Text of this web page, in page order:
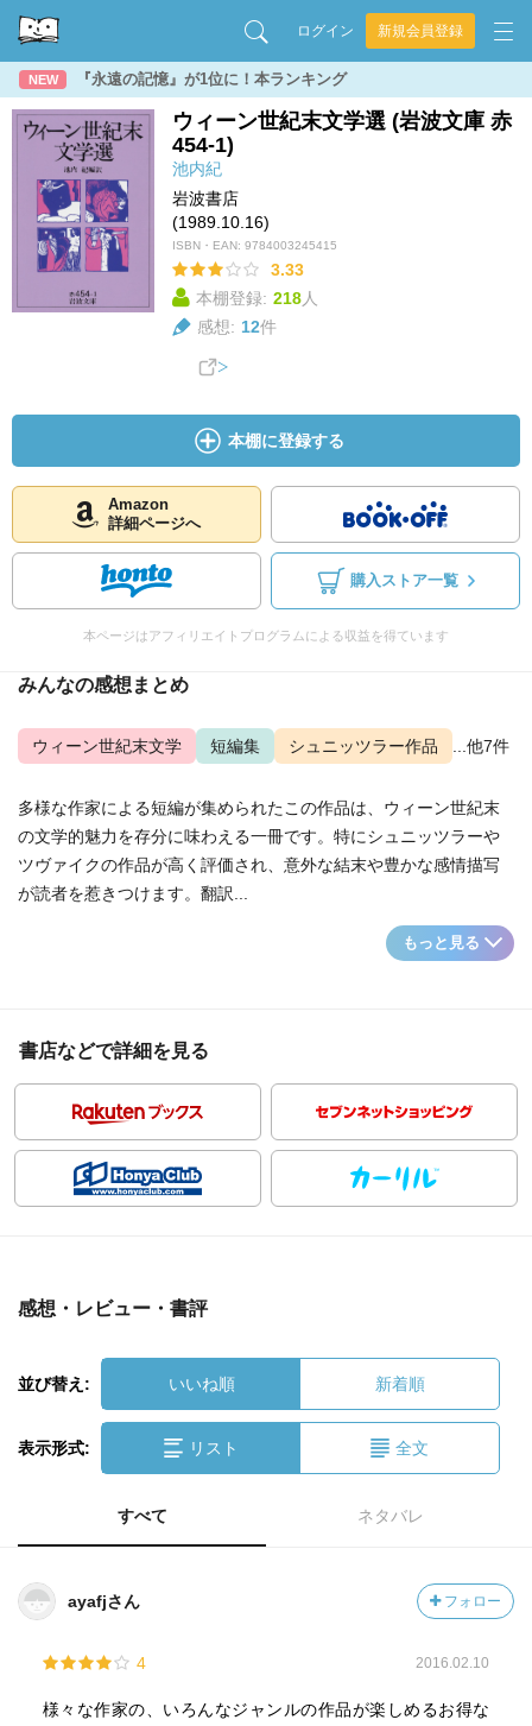
ログイン 新規会員登録
NEW 『永遠の記憶』が1位に！本ランキング
ウィーン世紀末文学選 (岩波文庫 赤
454-1)
池内紀
岩波書店
(1989.10.16)
ISBN・EAN: 9784003245415
3.33
本棚登録: 218人
感想: 12件
本棚に登録する
Amazon
詳細ページへ
購入ストア一覧
本ページはアフィリエイトプログラムによる収益を得ています
みんなの感想まとめ
ウィーン世紀末文学 短編集 シュニッツラー作品 ...他7件
多様な作家による短編が集められたこの作品は、ウィーン世紀末
の文学的魅力を存分に味わえる一冊です。特にシュニッツラーや
ツヴァイクの作品が高く評価され、意外な結末や豊かな感情描写
が読者を惹きつけます。翻訳...
もっと見る
書店などで詳細を見る
感想・レビュー・書評
並び替え: いいね順 新着順
表示形式: リスト 全文
すべて ネタバレ
ayafjさん フォロー
4 2016.02.10
様々な作家の、いろんなジャンルの作品が楽しめるお得な